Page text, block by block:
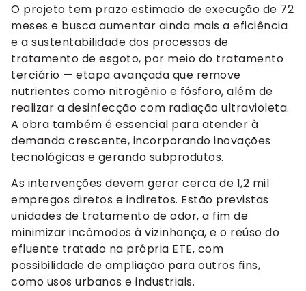
O projeto tem prazo estimado de execução de 72
meses e busca aumentar ainda mais a eficiência
e a sustentabilidade dos processos de
tratamento de esgoto, por meio do tratamento
terciário — etapa avançada que remove
nutrientes como nitrogênio e fósforo, além de
realizar a desinfecção com radiação ultravioleta.
A obra também é essencial para atender à
demanda crescente, incorporando inovações
tecnológicas e gerando subprodutos.
As intervenções devem gerar cerca de 1,2 mil
empregos diretos e indiretos. Estão previstas
unidades de tratamento de odor, a fim de
minimizar incômodos à vizinhança, e o reúso do
efluente tratado na própria ETE, com
possibilidade de ampliação para outros fins,
como usos urbanos e industriais.